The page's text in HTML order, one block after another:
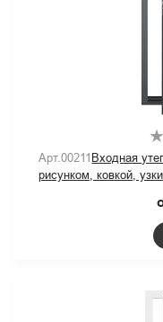
Арт.00211 Входная
рисунком, ковкой,